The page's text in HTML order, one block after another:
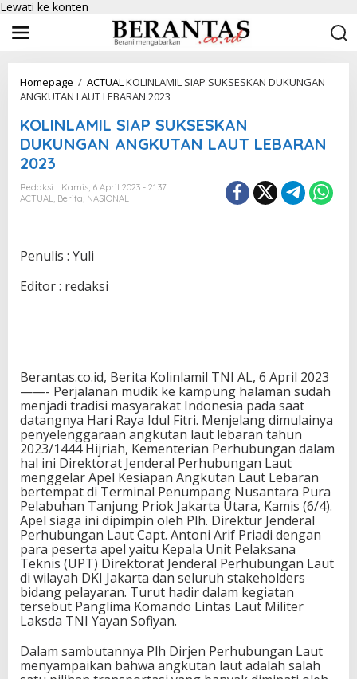
Lewati ke konten
Homepage / ACTUALKOLINLAMIL SIAP SUKSESKAN DUKUNGAN
ANGKUTAN LAUT LEBARAN 2023
KOLINLAMIL SIAP SUKSESKAN
DUKUNGAN ANGKUTAN LAUT LEBARAN
2023
Redaksi
Kamis, 6 April 2023 - 21:37
ACTUAL, Berita, NASIONAL
Penulis : Yuli
Editor : redaksi
Berantas.co.id, Berita Kolinlamil TNI AL, 6 April 2023
——- Perjalanan mudik ke kampung halaman sudah
menjadi tradisi masyarakat Indonesia pada saat
datangnya Hari Raya Idul Fitri. Menjelang dimulainya
penyelenggaraan angkutan laut lebaran tahun
2023/1444 Hijriah, Kementerian Perhubungan dalam
hal ini Direktorat Jenderal Perhubungan Laut
menggelar Apel Kesiapan Angkutan Laut Lebaran
bertempat di Terminal Penumpang Nusantara Pura
Pelabuhan Tanjung Priok Jakarta Utara, Kamis (6/4).
Apel siaga ini dipimpin oleh Plh. Direktur Jenderal
Perhubungan Laut Capt. Antoni Arif Priadi dengan
para peserta apel yaitu Kepala Unit Pelaksana
Teknis (UPT) Direktorat Jenderal Perhubungan Laut
di wilayah DKI Jakarta dan seluruh stakeholders
bidang pelayaran. Turut hadir dalam kegiatan
tersebut Panglima Komando Lintas Laut Militer
Laksda TNI Yayan Sofiyan.
Dalam sambutannya Plh Dirjen Perhubungan Laut
menyampaikan bahwa angkutan laut adalah salah